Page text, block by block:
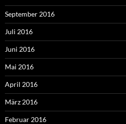
September 2016
Juli 2016
Juni 2016
Mai 2016
April 2016
März 2016
Februar 2016